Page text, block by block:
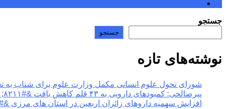
جستجو
جستجو
نوشته‌های تازه
شورای تحول علوم انسانی مکمل وزارت علوم برای شتاب به تحول در آموزش عالی
پیرصالحی: کمبودهای دارویی به ۴۳ قلم کاهش یافت &#۸۲۱۱; خبرگزاری مهر | اخبار ایران و جهان
افزایش سهمیه داروهای زائران اربعین در استان های مرزی &#۸۲۱۱; خبرگزاری مهر | اخبار ایران و